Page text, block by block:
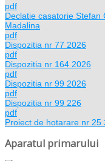
pdf
Declatie casatorie Stefan
Madalina
pdf
Dispozitia nr 77 2026
pdf
Dispozitia nr 164 2026
pdf
Dispozitia nr 99 2026
pdf
Dispozitia nr 99 226
pdf
Proiect de hotarare nr 25
Aparatul primarului